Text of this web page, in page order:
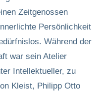
Zeitgenossen
Persönlichkeit
Während der
war sein Atelier
Intellektueller, zu
Kleist, Philipp Otto